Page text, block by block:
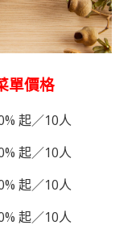
單價格
起／10人
起／10人
起／10人
起／10人